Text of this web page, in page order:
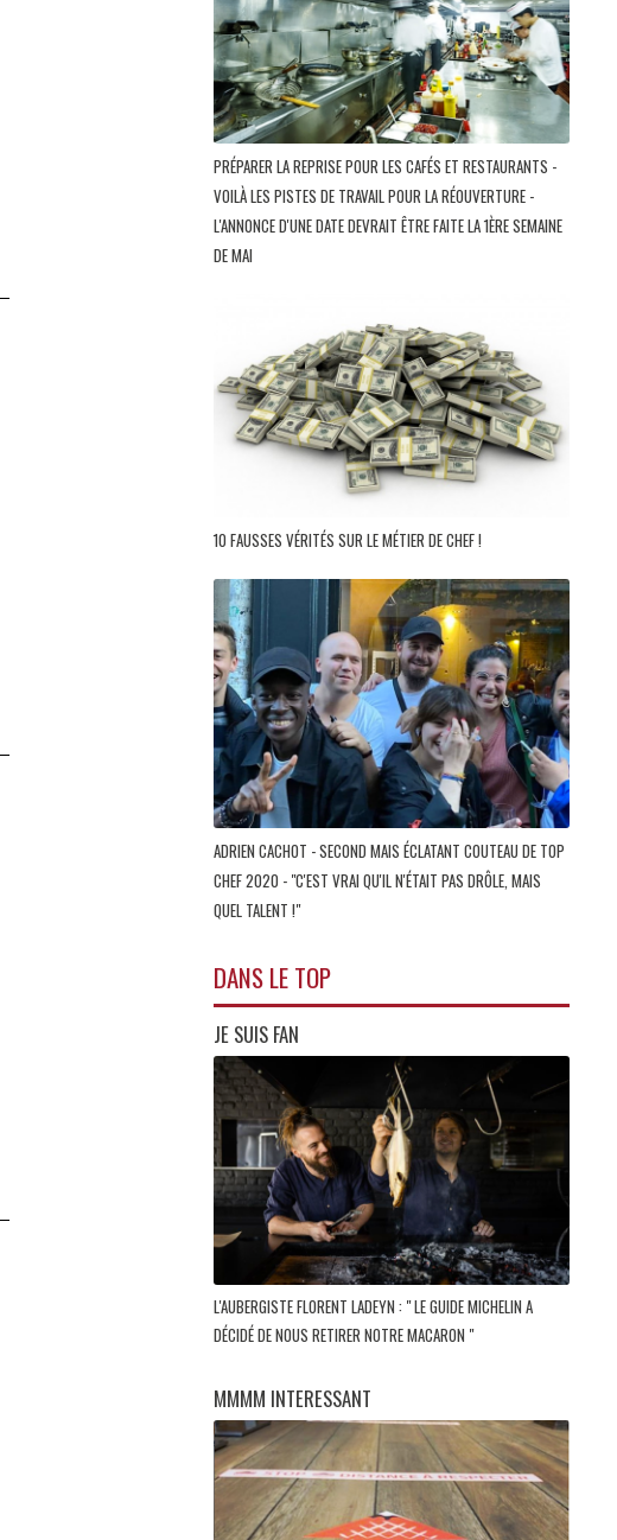
PRÉPARER LA REPRISE POUR LES CAFÉS ET RESTAURANTS -
VOILÀ LES PISTES DE TRAVAIL POUR LA RÉOUVERTURE -
L'ANNONCE D'UNE DATE DEVRAIT ÊTRE FAITE LA 1ÈRE SEMAINE
DE MAI
10 FAUSSES VÉRITÉS SUR LE MÉTIER DE CHEF !
ADRIEN CACHOT - SECOND MAIS ÉCLATANT COUTEAU DE TOP
CHEF 2020 - "C'EST VRAI QU'IL N'ÉTAIT PAS DRÔLE, MAIS
QUEL TALENT !"
DANS LE TOP
JE SUIS FAN
L'AUBERGISTE FLORENT LADEYN : " LE GUIDE MICHELIN A
DÉCIDÉ DE NOUS RETIRER NOTRE MACARON "
MMMM INTERESSANT